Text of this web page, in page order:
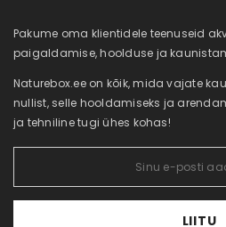
Järelmaks
Tellitud tooted
Soovikorv
Vaata võrdlust
Pakume oma klientidele teenuseid
paigaldamise, hoolduse ja
Naturebox.ee on kõik, mida vajate
nullist, selle hooldamiseks ja
ja tehniline tugi ühes kohas!
LIITU